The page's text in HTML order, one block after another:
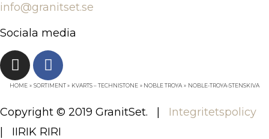
info@granitset.se
Sociala media
HOME SORTIMENT KVARTS – TECHNISTONE NOBLE TROYA NOBLE-TROYA-STENSKIVA
Copyright © 2019 GranitSet. | Integritetspolicy
| IIRIK RIRI